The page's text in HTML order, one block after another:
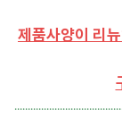
제품사양이 리